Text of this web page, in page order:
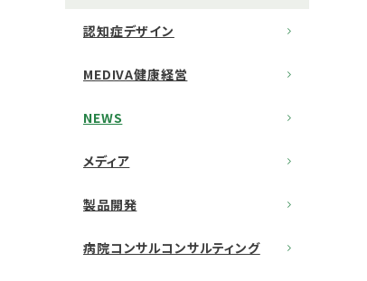
認知症デザイン
MEDIVA健康経営
NEWS
メディア
製品開発
病院コンサルコンサルティング